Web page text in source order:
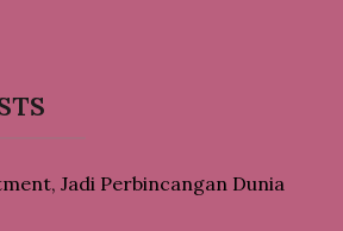
Jadi Perbincangan Dunia